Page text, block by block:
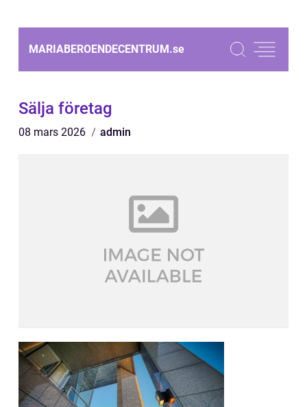
MARIABEROENDECENTRUM.se
Sälja företag
08 mars 2026 admin